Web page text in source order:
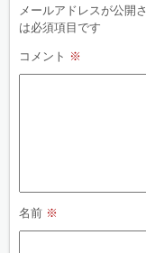
メールアドレスが公開
は必須項目です
コメント ※
名前 ※